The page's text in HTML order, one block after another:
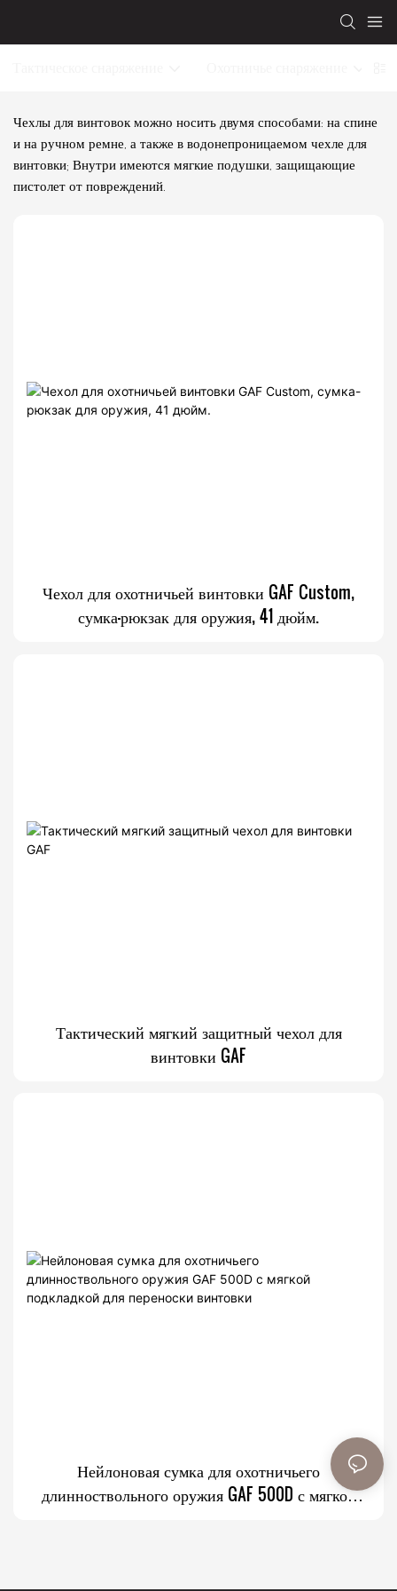
Чехлы для винтовок можно носить двумя способами: на спине
и на ручном ремне, а также в водонепроницаемом чехле для
винтовки; Внутри имеются мягкие подушки, защищающие
пистолет от повреждений.
Чехол для охотничьей винтовки GAF Custom,
сумка-рюкзак для оружия, 41 дюйм.
Тактический мягкий защитный чехол для
винтовки GAF
Нейлоновая сумка для охотничьего
длинноствольного оружия GAF 500D с мягкой